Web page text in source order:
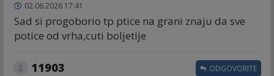
02.06.2026 17:41
Sad si progoborio tp ptice na grani znaju da sve
potice od vrha,cuti boljetije
11903 ODGOVORITE